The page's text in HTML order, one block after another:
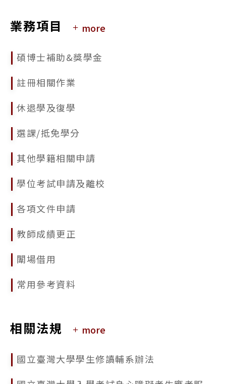
2026/02/09
2025/11/25
2025/11/20
2025/10/20
2025/09/17
業務項目 more
碩博士補助&獎學金
註冊相關作業
休退學及復學
選課/抵免學分
其他學籍相關申請
學位考試申請及離校
各項文件申請
教師成績更正
闈場借用
常用參考資料
相關法規 more
國立臺灣大學學生修讀輔系辦法